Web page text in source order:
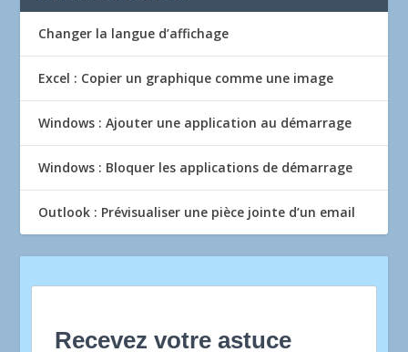
Changer la langue d’affichage
Excel : Copier un graphique comme une image
Windows : Ajouter une application au démarrage
Windows : Bloquer les applications de démarrage
Outlook : Prévisualiser une pièce jointe d’un email
Recevez votre astuce